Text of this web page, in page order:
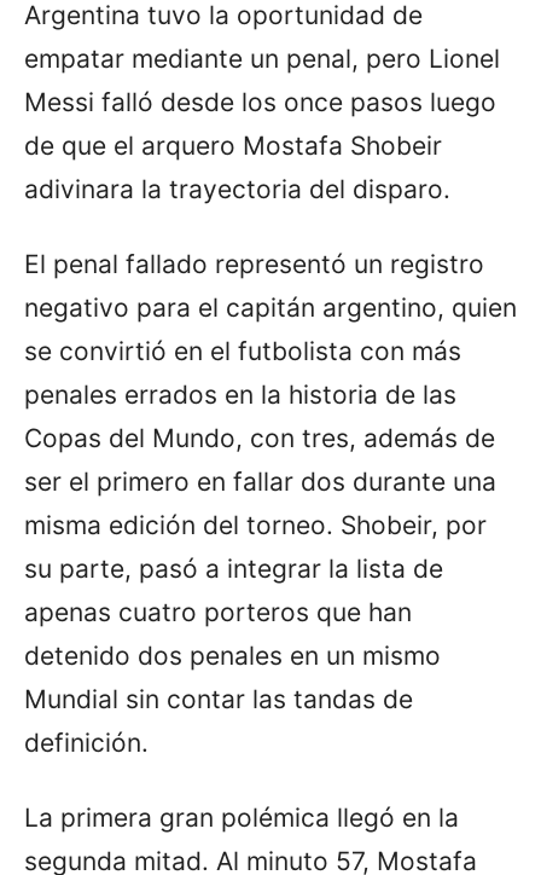
Argentina tuvo la oportunidad de
empatar mediante un penal, pero Lionel
Messi falló desde los once pasos luego
de que el arquero Mostafa Shobeir
adivinara la trayectoria del disparo.
El penal fallado representó un registro
negativo para el capitán argentino, quien
se convirtió en el futbolista con más
penales errados en la historia de las
Copas del Mundo, con tres, además de
ser el primero en fallar dos durante una
misma edición del torneo. Shobeir, por
su parte, pasó a integrar la lista de
apenas cuatro porteros que han
detenido dos penales en un mismo
Mundial sin contar las tandas de
definición.
La primera gran polémica llegó en la
segunda mitad. Al minuto 57, Mostafa